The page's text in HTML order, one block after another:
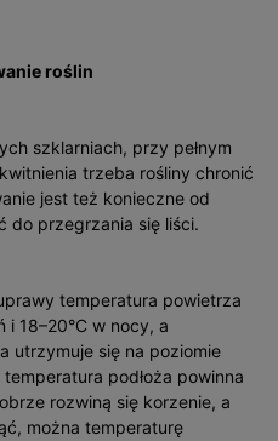
roślin
szklarniach, przy pełnym
trzeba roś­liny chronić
jest też konieczne od
do przegrzania się liści.
temperatura powietrza
i 18–20°C w nocy, a
utrzymuje się na poziomie
podłoża powinna
rozwiną się korzenie, a
można temperaturę